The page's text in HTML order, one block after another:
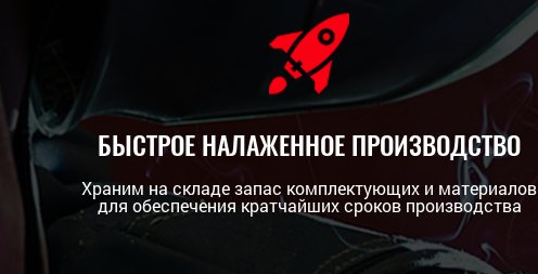
БЫСТРОЕ НАЛАЖЕННОЕ ПРОИЗВОДСТВО
Храним на складе запас комплектующих и материалов
для обеспечения кратчайших сроков производства